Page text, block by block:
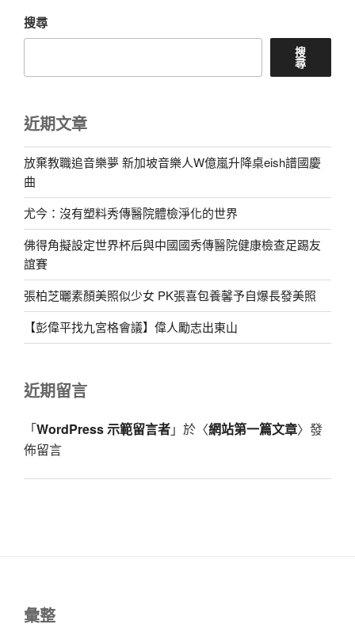
搜尋
搜
尋
近期文章
放棄教職追音樂夢 新加坡音樂人W億嵐升降桌eish譜國慶
曲
尤今：沒有塑料秀傳醫院體檢淨化的世界
佛得角擬設定世界杯后與中國國秀傳醫院健康檢查足踢友
誼賽
張柏芝曬素顏美照似少女 PK張喜包養馨予自爆長發美照
【彭偉平找九宮格會議】偉人勵志出東山
近期留言
「WordPress 示範留言者」於〈網站第一篇文章〉發
佈留言
彙整